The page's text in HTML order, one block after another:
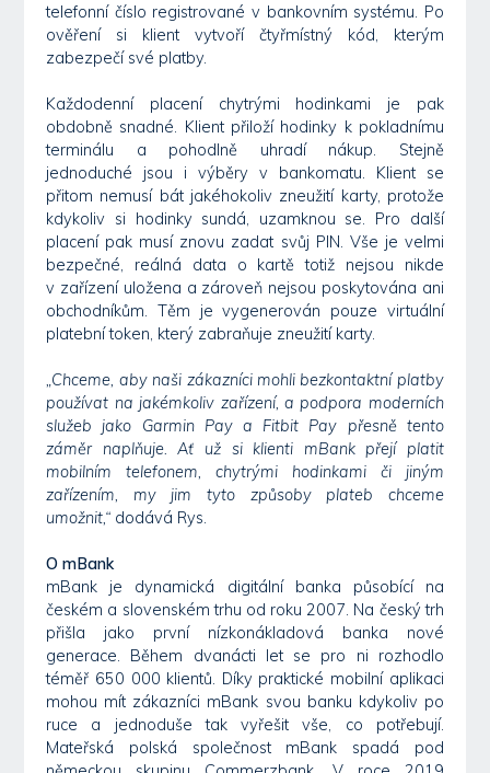
telefonní číslo registrované v bankovním systému. Po
ověření si klient vytvoří čtyřmístný kód, kterým
zabezpečí své platby.
Každodenní placení chytrými hodinkami je pak
obdobně snadné. Klient přiloží hodinky k pokladnímu
terminálu a pohodlně uhradí nákup. Stejně
jednoduché jsou i výběry v bankomatu. Klient se
přitom nemusí bát jakéhokoliv zneužití karty, protože
kdykoliv si hodinky sundá, uzamknou se. Pro další
placení pak musí znovu zadat svůj PIN. Vše je velmi
bezpečné, reálná data o kartě totiž nejsou nikde
v zařízení uložena a zároveň nejsou poskytována ani
obchodníkům. Těm je vygenerován pouze virtuální
platební token, který zabraňuje zneužití karty.
„Chceme, aby naši zákazníci mohli bezkontaktní platby
používat na jakémkoliv zařízení, a podpora moderních
služeb jako Garmin Pay a Fitbit Pay přesně tento
záměr naplňuje. Ať už si klienti mBank přejí platit
mobilním telefonem, chytrými hodinkami či jiným
zařízením, my jim tyto způsoby plateb chceme
umožnit,“ dodává Rys.
O mBank
mBank je dynamická digitální banka působící na
českém a slovenském trhu od roku 2007. Na český trh
přišla jako první nízkonákladová banka nové
generace. Během dvanácti let se pro ni rozhodlo
téměř 650 000 klientů. Díky praktické mobilní aplikaci
mohou mít zákazníci mBank svou banku kdykoliv po
ruce a jednoduše tak vyřešit vše, co potřebují.
Mateřská polská společnost mBank spadá pod